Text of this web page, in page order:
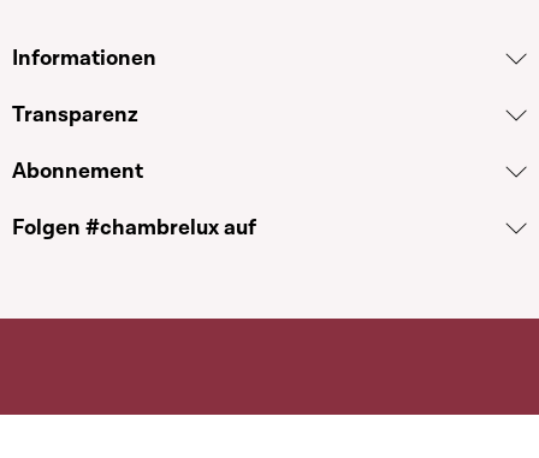
Informationen
Transparenz
Abonnement
Folgen #chambrelux auf